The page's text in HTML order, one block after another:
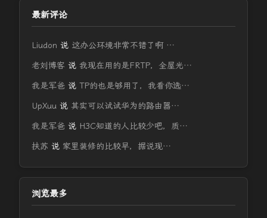
最新评论
Liudon 说 这办公环境非常不错了啊 …
老刘博客 说 我现在用的是FRTP，全屋光…
我是军爸 说 TP的也是够用了，我看你选…
UpXuu 说 其实可以试试华为的路由器…
我是军爸 说 H3C知道的人比较少吧，质…
扶苏 说 家里装修的比较早，据说现…
浏览最多